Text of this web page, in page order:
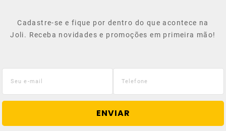
Cadastre-se e fique por dentro do que acontece na
Joli. Receba novidades e promoções em primeira mão!
ENVIAR